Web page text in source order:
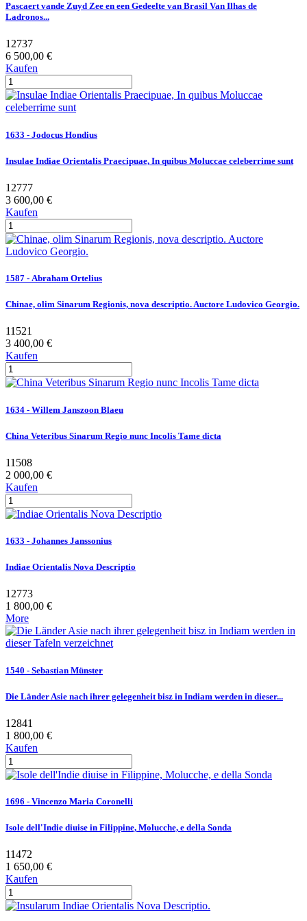
Pascaert vande Zuyd Zee en een Gedeelte van Brasil Van Ilhas de
Ladronos...
12737
6 500,00 €
Kaufen
1633 - Jodocus Hondius
Insulae Indiae Orientalis Praecipuae, In quibus Moluccae celeberrime sunt
12777
3 600,00 €
Kaufen
1587 - Abraham Ortelius
Chinae, olim Sinarum Regionis, nova descriptio. Auctore Ludovico Georgio.
11521
3 400,00 €
Kaufen
1634 - Willem Janszoon Blaeu
China Veteribus Sinarum Regio nunc Incolis Tame dicta
11508
2 000,00 €
Kaufen
1633 - Johannes Janssonius
Indiae Orientalis Nova Descriptio
12773
1 800,00 €
More
1540 - Sebastian Münster
Die Länder Asie nach ihrer gelegenheit bisz in Indiam werden in dieser...
12841
1 800,00 €
Kaufen
1696 - Vincenzo Maria Coronelli
Isole dell'Indie diuise in Filippine, Molucche, e della Sonda
11472
1 650,00 €
Kaufen